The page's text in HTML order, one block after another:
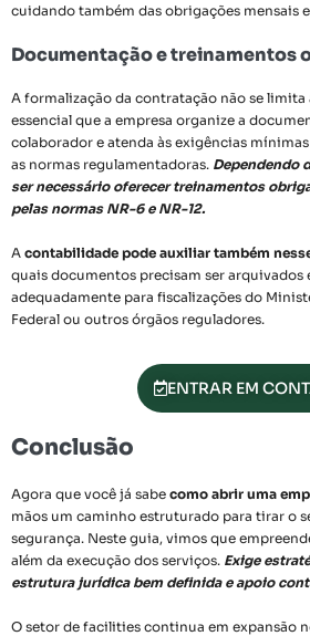
cuidando também das obrigações mensais
Documentação e treinamentos
A formalização da contratação não se limita
essencial que a empresa organize a
colaborador e atenda às exigências
as normas regulamentadoras. Dependendo
ser necessário oferecer treinamentos
pelas normas NR-6 e NR-12.
A contabilidade pode auxiliar também
quais documentos precisam ser arquivados
adequadamente para fiscalizações do
Federal ou outros órgãos reguladores.
ENTRAR EM
Conclusão
Agora que você já sabe como abrir uma
mãos um caminho estruturado para tirar o
segurança. Neste guia, vimos que
além da execução dos serviços. Exige
estrutura jurídica bem definida e apoio
O setor de facilities continua em expansão